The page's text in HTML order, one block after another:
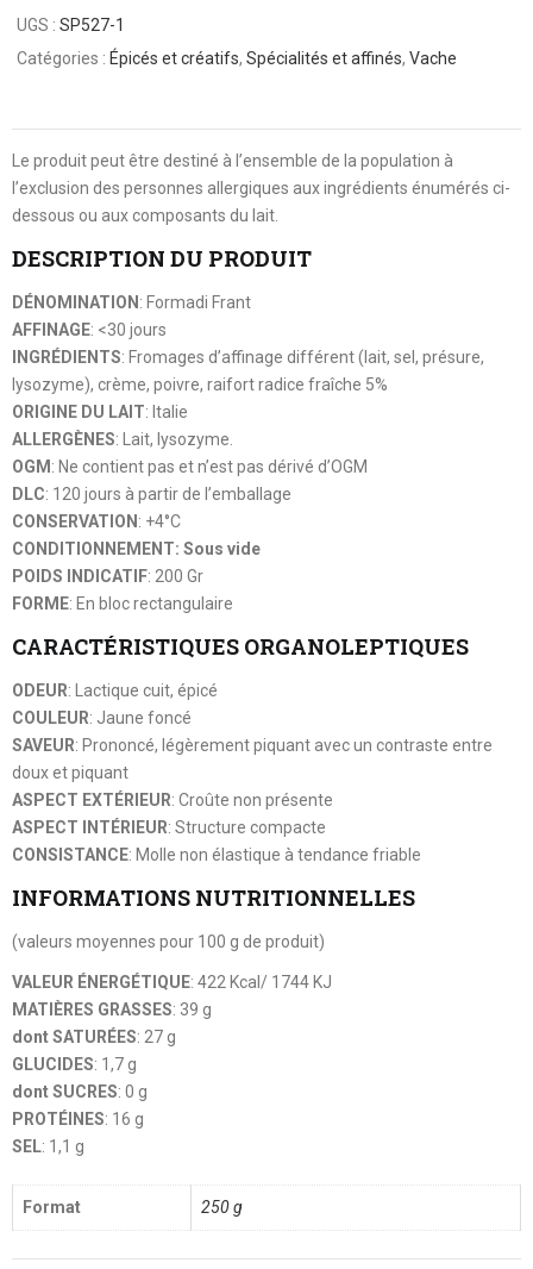
UGS :SP527-1
Catégories : Épicés et créatifs,Spécialités et affinés,Vache
Le produit peut être destiné à l’ensemble de la population à
l’exclusion des personnes allergiques aux ingrédients énumérés ci-
dessous ou aux composants du lait.
DESCRIPTION DU PRODUIT
DÉNOMINATION : Formadi Frant
AFFINAGE: <30 jours
INGRÉDIENTS: Fromages d’affinage différent (lait, sel, présure,
lysozyme), crème, poivre, raifort radice fraîche 5%
ORIGINE DU LAIT: Italie
ALLERGÈNES: Lait, lysozyme.
OGM : Ne contient pas et n’est pas dérivé d’OGM
DLC: 120 jours à partir de l’emballage
CONSERVATION : +4°C
CONDITIONNEMENT: Sous vide
POIDS INDICATIF: 200 Gr
FORME: En bloc rectangulaire
CARACTÉRISTIQUES ORGANOLEPTIQUES
ODEUR: Lactique cuit, épicé
COULEUR: Jaune foncé
SAVEUR: Prononcé, légèrement piquant avec un contraste entre
doux et piquant
ASPECT EXTÉRIEUR: Croûte non présente
ASPECT INTÉRIEUR: Structure compacte
CONSISTANCE: Molle non élastique à tendance friable
INFORMATIONS NUTRITIONNELLES
(valeurs moyennes pour 100 g de produit)
VALEUR ÉNERGÉTIQUE: 422 Kcal/ 1744 KJ
MATIÈRES GRASSES: 39 g
dont SATURÉES: 27 g
GLUCIDES: 1,7 g
dont SUCRES: 0 g
PROTÉINES: 16 g
SEL: 1,1 g
Format 250 g